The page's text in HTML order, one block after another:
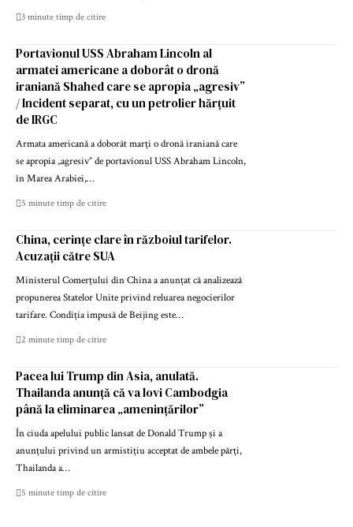
3 minute timp de citire
Portavionul USS Abraham Lincoln al
armatei americane a doborât o dronă
iraniană Shahed care se apropia „agresiv”
/ Incident separat, cu un petrolier hărțuit
de IRGC
Armata americană a doborât marți o dronă iraniană care
se apropia „agresiv” de portavionul USS Abraham Lincoln,
în Marea Arabiei,…
5 minute timp de citire
China, cerințe clare în războiul tarifelor.
Acuzații către SUA
Ministerul Comerțului din China a anunțat că analizează
propunerea Statelor Unite privind reluarea negocierilor
tarifare. Condiția impusă de Beijing este…
2 minute timp de citire
Pacea lui Trump din Asia, anulată.
Thailanda anunță că va lovi Cambodgia
până la eliminarea „amenințărilor”
În ciuda apelului public lansat de Donald Trump și a
anunțului privind un armistițiu acceptat de ambele părți,
Thailanda a…
5 minute timp de citire